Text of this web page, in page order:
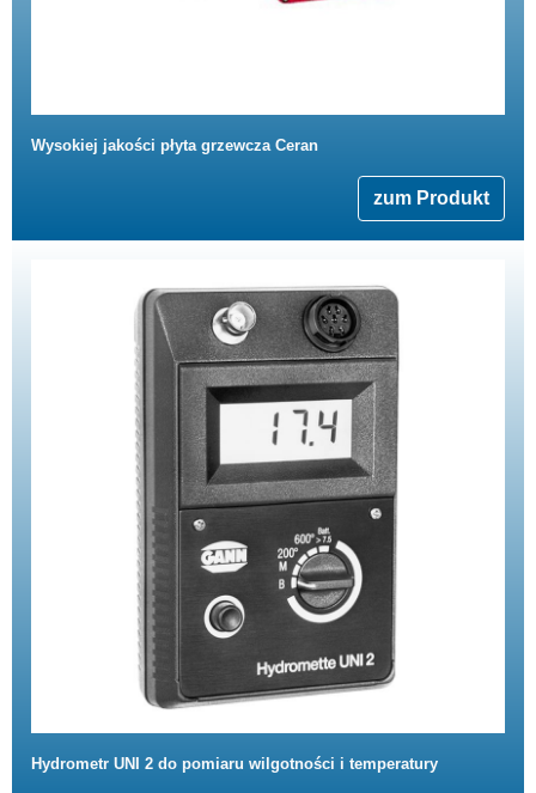
Wysokiej jakości płyta grzewcza Ceran
zum Produkt
Hydrometr UNI 2 do pomiaru wilgotności i temperatury